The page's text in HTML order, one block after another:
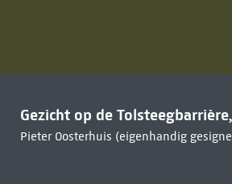
Gezicht op de
Pieter Oosterhuis (eigenhandig